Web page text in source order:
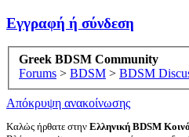
Εγγραφή ή σύνδεση
Greek BDSM Community
Forums > BDSM > BDSM
Απόκρυψη ανακοίνωσης
Καλώς ήρθατε στην Ελληνική BDSM